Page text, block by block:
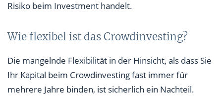
Risiko beim Investment handelt.
Wie flexibel ist das Crowdinvesting?
Die mangelnde Flexibilität in der Hinsicht, als dass Sie
Ihr Kapital beim Crowdinvesting fast immer für
mehrere Jahre binden, ist sicherlich ein Nachteil.